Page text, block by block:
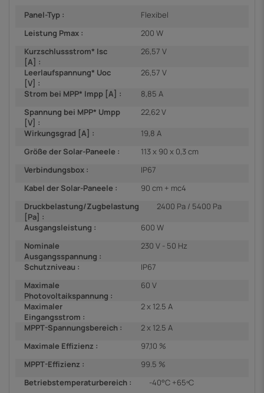
Panel-Typ :
Flexibel
Leistung Pmax :
200 W
Kurzschlussstrom* Isc
[A] :
26,57 V
Leerlaufspannung* Uoc
[V] :
26,57 V
Strom bei MPP* Impp [A] :
8,85 A
Spannung bei MPP* Umpp
[V] :
22,62 V
Wirkungsgrad [A] :
19,8 A
Größe der Solar-Paneele :
113 x 90 x 0,3 cm
Verbindungsbox :
IP67
Kabel der Solar-Paneele :
90 cm + mc4
Druckbelastung/Zugbelastung
[Pa] :
2400 Pa / 5400 Pa
Ausgangsleistung :
600 W
Nominale
Ausgangsspannung :
230 V - 50 Hz
Schutzniveau :
IP67
Maximale
Photovoltaikspannung :
60 V
Maximaler
Eingangsstrom :
2 x 12.5 A
MPPT-Spannungsbereich :
2 x 12.5 A
Maximale Effizienz :
97,10 %
MPPT-Effizienz :
99.5 %
Betriebstemperaturbereich :
-40°C +65ºC